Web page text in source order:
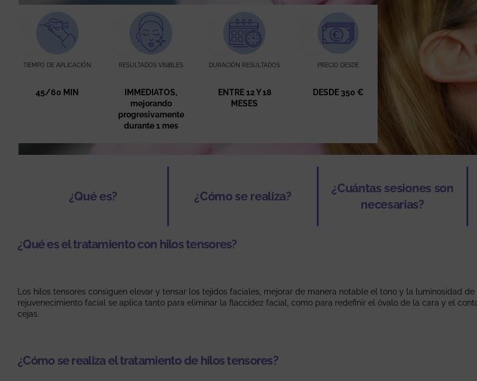
TIEMPO DE APLICACIÓN
45/60 MIN
RESULTADOS VISIBLES
IMMEDIATOS,
mejorando
progresivamente
durante 1 mes
DURACIÓN RESULTADOS
ENTRE 12 Y 18
MESES
PRECIO DESDE
DESDE 350 €
¿Qué es? ¿Cómo se realiza?
¿Cuántas sesiones son
necesarias?
¿Qué es el tratamiento con hilos tensores?
Los hilos tensores consiguen elevar y tensar los tejidos faciales, mejorar de manera notable el tono y la luminosidad
rejuvenecimiento facial se aplica tanto para eliminar la flaccidez facial, como para redefinir el óvalo de la cara y el
cejas.
¿Cómo se realiza el tratamiento de hilos tensores?